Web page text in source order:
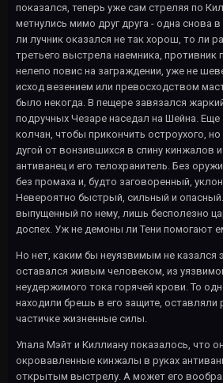
показался, теперь уже сам стреляя по
метнулись мимо друг друга - одна снова в
ли лучник оказался не так хорош, то ли
третьего выстрела наемника, противник
нелепо повис на заграждении, уже не
исход везением или превосходством
было некогда. В пещере завязался
подручных Чезаре наседал на Шейна. Еще
колчан, чтобы прикончить остроухого,
дугой от вонзившихся в спину кинжалов
антиванец и его телохранитель. Без
без промаха и, будто заговоренный,
Невероятно быстрый, сильный и
выпущенный по нему, лишь бесполезно
доспех. Уж не демоны ли Тени помогают
Но нет, каким бы неуязвимым не казался
оставался живым человеком, из
неудержимого тока горячей крови. То
находили брешь в его защите, оставляли
частичке жизненные силы.
Упала Мэйт и Киллиану показалось, что
окровавленные кинжалы в руках
открытым выстрелу. А может его